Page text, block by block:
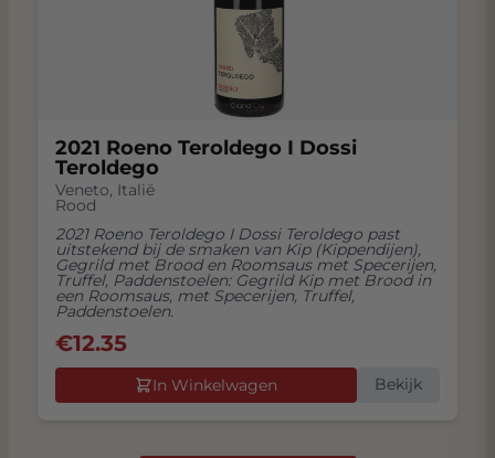
2021 Roeno Teroldego I Dossi
Teroldego
Veneto, Italië
Rood
2021 Roeno Teroldego I Dossi Teroldego past
uitstekend bij de smaken van Kip (Kippendijen),
Gegrild met Brood en Roomsaus met Specerijen,
Truffel, Paddenstoelen: Gegrild Kip met Brood in
een Roomsaus, met Specerijen, Truffel,
Paddenstoelen.
€12.35
In Winkelwagen Bekijk